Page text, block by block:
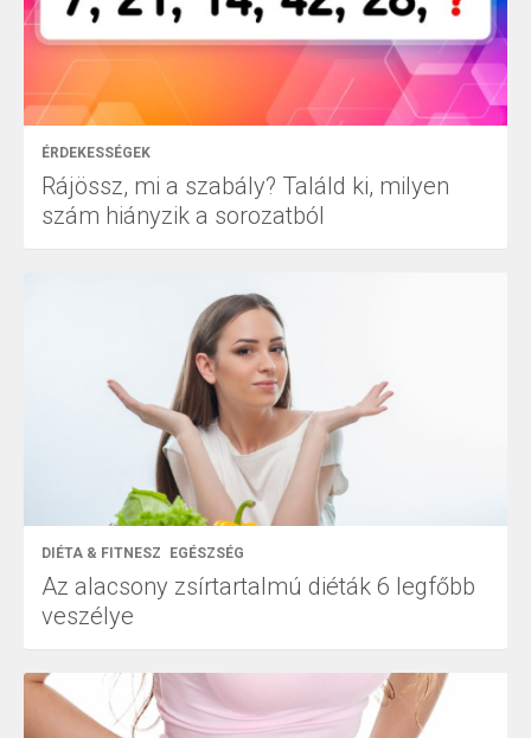
ÉRDEKESSÉGEK
Rájössz, mi a szabály? Találd ki, milyen
szám hiányzik a sorozatból
DIÉTA & FITNESZ EGÉSZSÉG
Az alacsony zsírtartalmú diéták 6 legfőbb
veszélye